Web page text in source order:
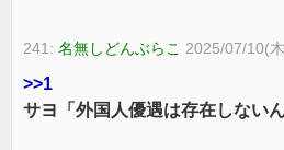
241:名無しどんぶらこ 2025/07/10(
>>1
サヨ「外国人優遇は存在しない